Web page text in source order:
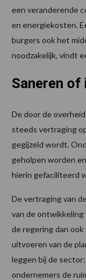
een veranderende
en energiekosten.
burgers ook het
noodzakelijk, vindt
Saneren of
De door de
steeds vertraging
gegijzeld wordt.
geholpen worden
hierin gefaciliteerd
De vertraging van
van de ontwikkeling
de regering dan
uitvoeren van de
leggen bij de
ondernemers de